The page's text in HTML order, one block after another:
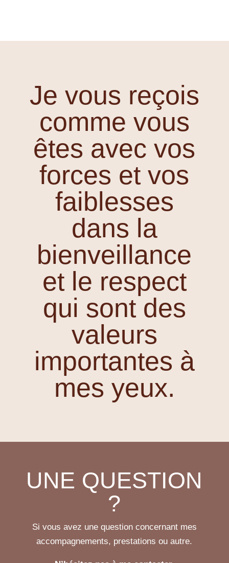
Je vous reçois
comme vous
êtes avec vos
forces et vos
faiblesses
dans la
bienveillance
et le respect
qui sont des
valeurs
importantes à
mes yeux.
UNE QUESTION
?
Si vous avez une question concernant mes
accompagnements, prestations ou autre.